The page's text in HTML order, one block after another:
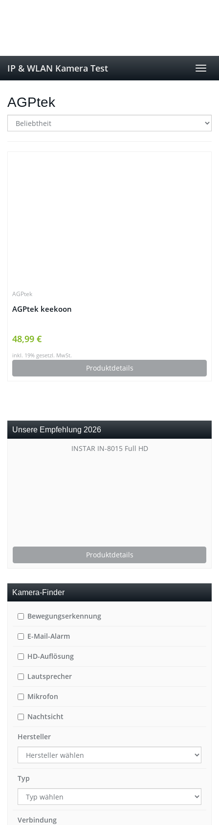
IP & WLAN Kamera Test
AGPtek
AGPtek
AGPtek keekoon
48,99 €
inkl. 19% gesetzl. MwSt.
Produktdetails
Unsere Empfehlung 2026
INSTAR IN-8015 Full HD
Produktdetails
Kamera-Finder
Bewegungserkennung
E-Mail-Alarm
HD-Auflösung
Lautsprecher
Mikrofon
Nachtsicht
Hersteller
Typ
Verbindung